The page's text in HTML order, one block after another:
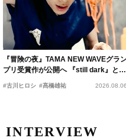
『冒険の夜』TAMA NEW WAVEグラ
プリ受賞作が公開へ 『still dark』と同
#古川ヒロシ #髙橋雄祐 2026.08.06
INTERVIEW